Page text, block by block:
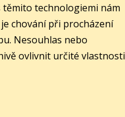
těmito technologiemi nám
chování při procházení
Nesouhlas nebo
ovlivnit určité vlastnosti